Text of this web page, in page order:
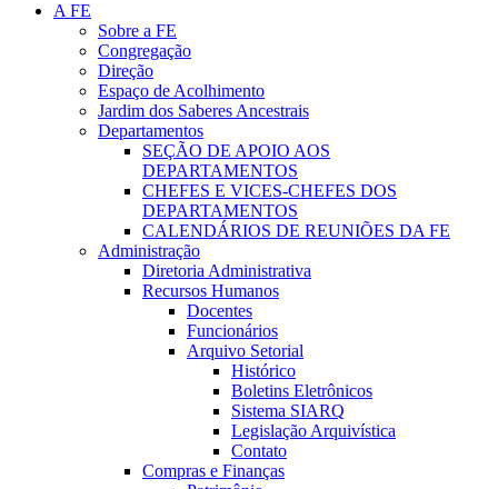
A FE
Sobre a FE
Congregação
Direção
Espaço de Acolhimento
Jardim dos Saberes Ancestrais
Departamentos
SEÇÃO DE APOIO AOS
DEPARTAMENTOS
CHEFES E VICES-CHEFES DOS
DEPARTAMENTOS
CALENDÁRIOS DE REUNIÕES DA FE
Administração
Diretoria Administrativa
Recursos Humanos
Docentes
Funcionários
Arquivo Setorial
Histórico
Boletins Eletrônicos
Sistema SIARQ
Legislação Arquivística
Contato
Compras e Finanças